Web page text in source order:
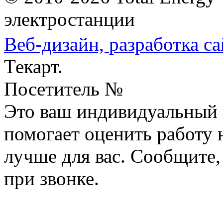
электростанции
Веб-дизайн, разработка
Текарт.
Посетитель №
Это ваш
помогает оценить работу
лучше для вас.
при звонке.